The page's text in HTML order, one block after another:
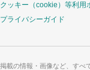
クッキー（cookie）等利用
プライバシーガイド
掲載の情報・画像など、すべ